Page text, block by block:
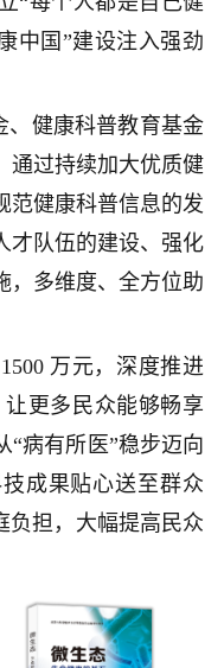
中国”建设注入强劲
、健康科普教育基金
通过持续加大优质健
范健康科普信息的发
才队伍的建设、强化
，多维度、全方位助
万元，深度推进
更多民众能够畅享
“病有所医”稳步迈向
成果贴心送至群众
负担，大幅提高民众